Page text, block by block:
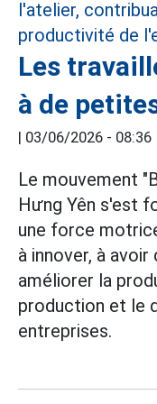
Les
à de
| 03/06/2026 - 08:36
Le mouvement
Hưng Yên s'est
une force
à innover, à
améliorer la
production et le
entreprises.